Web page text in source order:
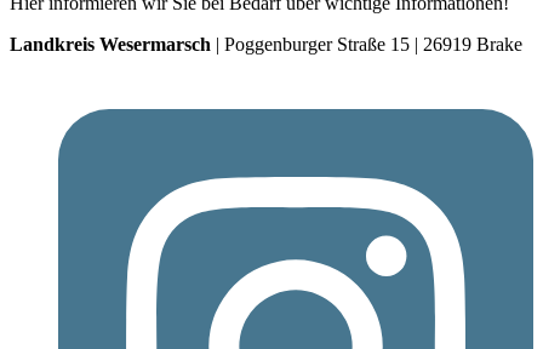
Landkreis Wesermarsch | Poggenburger Straße 15 | 26919 Brake